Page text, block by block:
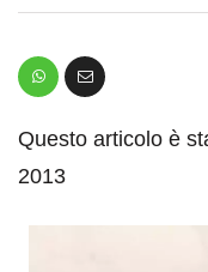
Questo articolo è
2013